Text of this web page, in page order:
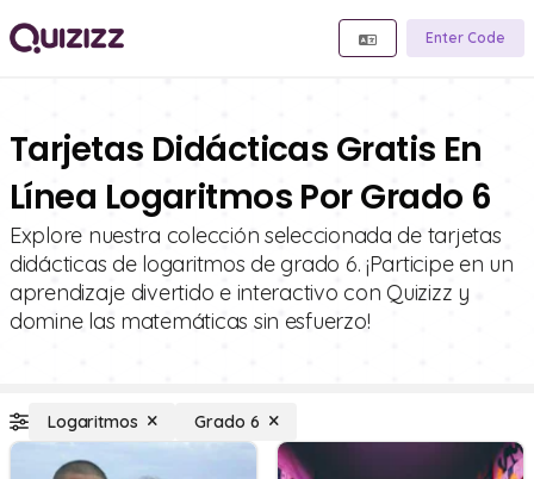
Enter Code
Tarjetas Didácticas Gratis En
Línea Logaritmos Por Grado 6
Explore nuestra colección seleccionada de tarjetas
didácticas de logaritmos de grado 6. ¡Participe en un
aprendizaje divertido e interactivo con Quizizz y
domine las matemáticas sin esfuerzo!
Logaritmos Grado 6